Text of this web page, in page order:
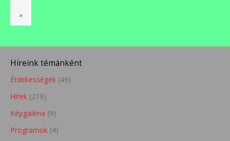
»
Híreink témánként
Érdekességek (49)
Hírek (219)
Képgaléria (9)
Programok (4)